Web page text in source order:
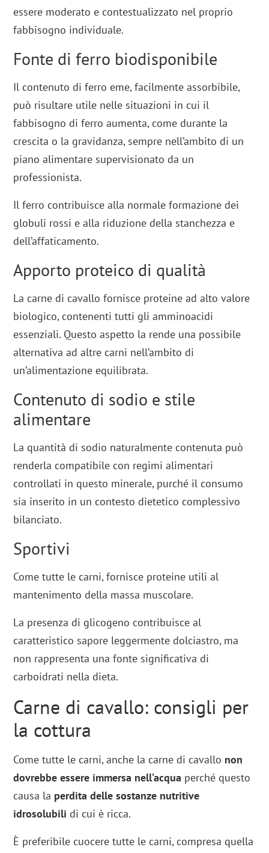
essere moderato e contestualizzato nel proprio
fabbisogno individuale.
Fonte di ferro biodisponibile
Il contenuto di ferro eme, facilmente assorbibile,
può risultare utile nelle situazioni in cui il
fabbisogno di ferro aumenta, come durante la
crescita o la gravidanza, sempre nell’ambito di un
piano alimentare supervisionato da un
professionista.
Il ferro contribuisce alla normale formazione dei
globuli rossi e alla riduzione della stanchezza e
dell’affaticamento.
Apporto proteico di qualità
La carne di cavallo fornisce proteine ad alto valore
biologico, contenenti tutti gli amminoacidi
essenziali. Questo aspetto la rende una possibile
alternativa ad altre carni nell’ambito di
un’alimentazione equilibrata.
Contenuto di sodio e stile
alimentare
La quantità di sodio naturalmente contenuta può
renderla compatibile con regimi alimentari
controllati in questo minerale, purché il consumo
sia inserito in un contesto dietetico complessivo
bilanciato.
Sportivi
Come tutte le carni, fornisce proteine utili al
mantenimento della massa muscolare.
La presenza di glicogeno contribuisce al
caratteristico sapore leggermente dolciastro, ma
non rappresenta una fonte significativa di
carboidrati nella dieta.
Carne di cavallo: consigli per
la cottura
Come tutte le carni, anche la carne di cavallo non
dovrebbe essere immersa nell’acqua perché questo
causa la perdita delle sostanze nutritive
idrosolubili di cui è ricca.
È preferibile cuocere tutte le carni, compresa quella